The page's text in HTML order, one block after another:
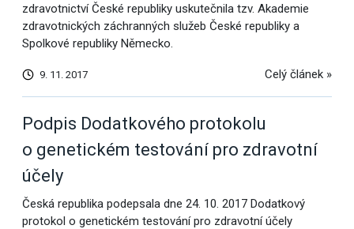
zdravotnictví České republiky uskutečnila tzv. Akademie
zdravotnických záchranných služeb České republiky a
Spolkové republiky Německo.
9. 11. 2017 Celý článek »
Podpis Dodatkového protokolu
o genetickém testování pro zdravotní
účely
Česká republika podepsala dne 24. 10. 2017 Dodatkový
protokol o genetickém testování pro zdravotní účely